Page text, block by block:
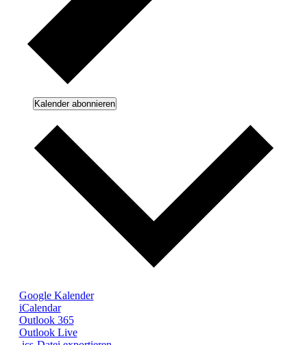
Kalender abonnieren
Google Kalender
iCalendar
Outlook 365
Outlook Live